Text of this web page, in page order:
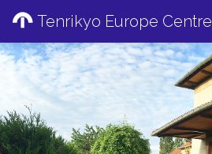
Tenrikyo Europe Centre